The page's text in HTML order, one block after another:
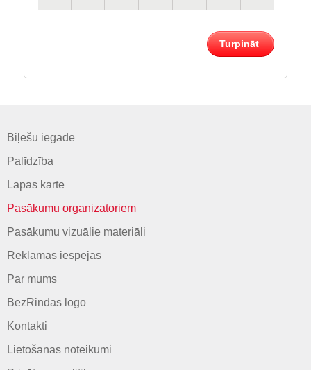
Turpināt
Biļešu iegāde
Palīdzība
Lapas karte
Pasākumu organizatoriem
Pasākumu vizuālie materiāli
Reklāmas iespējas
Par mums
BezRindas logo
Kontakti
Lietošanas noteikumi